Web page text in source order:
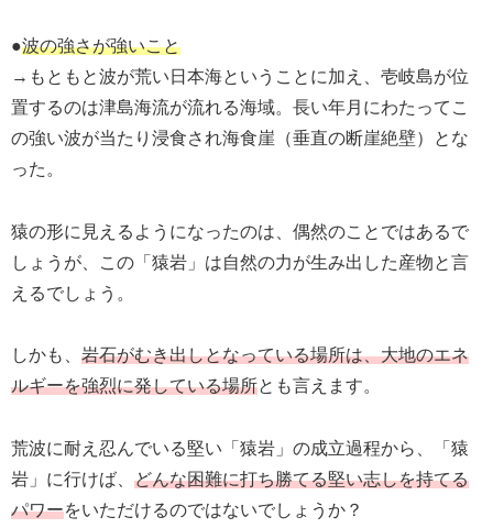
●波の強さが強いこと
→もともと波が荒い日本海ということに加え、壱岐島が位
置するのは津島海流が流れる海域。長い年月にわたってこ
の強い波が当たり浸食され海食崖（垂直の断崖絶壁）とな
った。
猿の形に見えるようになったのは、偶然のことではあるで
しょうが、この「猿岩」は自然の力が生み出した産物と言
えるでしょう。
しかも、 岩石がむき出しとなっている場所は、大地のエネ
ルギーを強烈に発している場所とも言えます。
荒波に耐え忍んでいる堅い「猿岩」の成立過程から、「猿
岩」に行けば、 どんな困難に打ち勝てる堅い志しを持てる
パワーをいただけるのではないでしょうか？